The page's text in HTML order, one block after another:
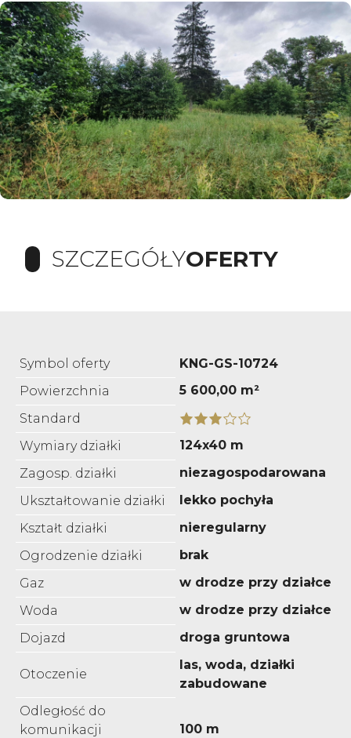
SZCZEGÓŁYOFERTY
Symbol oferty
KNG-GS-10724
Powierzchnia
5 600,00 m²
Standard
Wymiary działki
124x40 m
Zagosp. działki
niezagospodarowana
Ukształtowanie działki
lekko pochyła
Kształt działki
nieregularny
Ogrodzenie działki
brak
Gaz
w drodze przy działce
Woda
w drodze przy działce
Dojazd
droga gruntowa
Otoczenie
las, woda, działki
zabudowane
Odległość do
komunikacji
100 m